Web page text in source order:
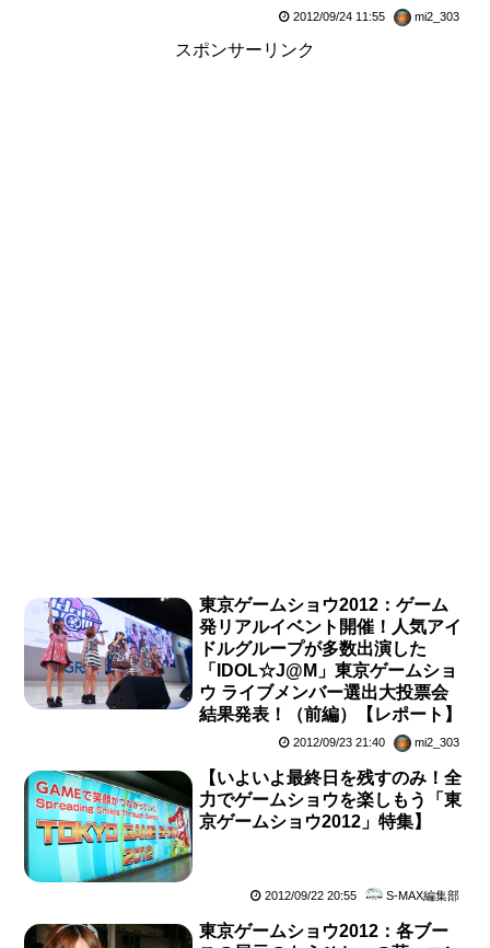
2012/09/24 11:55 mi2_303
スポンサーリンク
東京ゲームショウ2012：ゲーム
発リアルイベント開催！人気アイ
ドルグループが多数出演した
「IDOL☆J@M」東京ゲームショ
ウ ライブメンバー選出大投票会
結果発表！（前編）【レポート】
2012/09/23 21:40 mi2_303
【いよいよ最終日を残すのみ！全
力でゲームショウを楽しもう「東
京ゲームショウ2012」特集】
2012/09/22 20:55 S-MAX編集部
東京ゲームショウ2012：各ブー